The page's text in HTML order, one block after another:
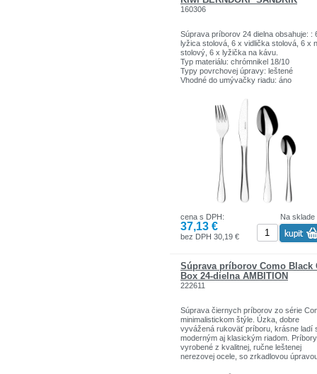
160306
Súprava príborov 24 dielna obsahuje: :
lyžica stolová, 6 x vidlička stolová, 6 x
stolový, 6 x lyžička na kávu.
Typ materiálu: chrómnikel 18/10
Typy povrchovej úpravy: leštené
Vhodné do umývačky riadu: áno
Na sklade
cena s DPH:
37,13 €
bez DPH 30,19 €
Súprava príborov Como Black
Box 24-dielna AMBITION
222611
Súprava čiernych príborov zo série
minimalistickom štýle. Úzka, dobre
vyvážená rukoväť príboru, krásne ladí
moderným aj klasickým riadom.
vyrobené z kvalitnej, ručne leštenej
nerezovej ocele, so zrkadlovou